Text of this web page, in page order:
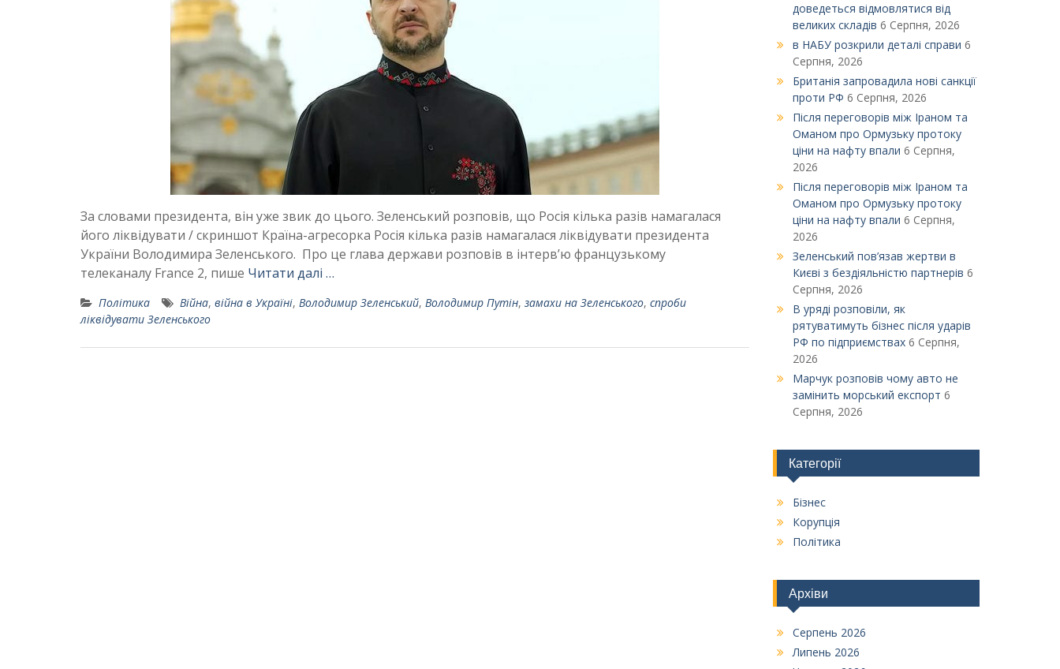
За словами президента, він уже звик до цього. Зеленський розповів, що Росія кілька разів намагалася
його ліквідувати / скриншот Країна-агресорка Росія кілька разів намагалася ліквідувати президента
України Володимира Зеленського. Про це глава держави розповів в інтервʼю французькому
телеканалу France 2, пише Читати далі …
Політика Війна, війна в Україні, Володимир Зеленський, Володимир Путін, замахи на Зеленського, спроби
ліквідувати Зеленського
доведеться відмовлятися від
великих складів 6 Серпня, 2026
в НАБУ розкрили деталі справи 6
Серпня, 2026
Британія запровадила нові санкції
проти РФ 6 Серпня, 2026
Після переговорів між Іраном та
Оманом про Ормузьку протоку
ціни на нафту впали 6 Серпня,
2026
Після переговорів між Іраном та
Оманом про Ормузьку протоку
ціни на нафту впали 6 Серпня,
2026
Зеленський пов’язав жертви в
Києві з бездіяльністю партнерів 6
Серпня, 2026
В уряді розповіли, як
рятуватимуть бізнес після ударів
РФ по підприємствах 6 Серпня,
2026
Марчук розповів чому авто не
замінить морський експорт 6
Серпня, 2026
Категорії
Бізнес
Корупція
Політика
Архіви
Серпень 2026
Липень 2026